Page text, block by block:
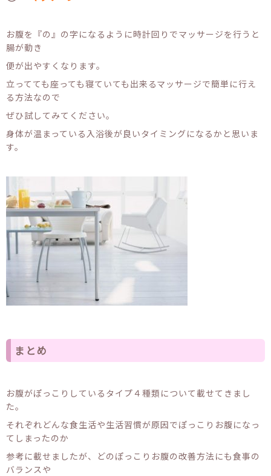
お腹を『の』の字になるように時計回りでマッサージを行うと
腸が動き
便が出やすくなります。
立ってても座っても寝ていても出来るマッサージで簡単に行え
る方法なので
ぜひ試してみてください。
身体が温まっている入浴後が良いタイミングになるかと思いま
す。
まとめ
お腹がぽっこりしているタイプ４種類について載せてきまし
た。
それぞれどんな食生活や生活習慣が原因でぽっこりお腹になっ
てしまったのか
参考に載せましたが、どのぽっこりお腹の改善方法にも食事の
バランスや